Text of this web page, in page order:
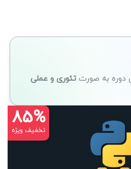
به صورت تئوری و عملی
85%
تخفیف ویژه